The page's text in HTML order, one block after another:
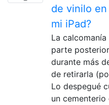
de vinilo
mi iPad?
La
parte
durante más
de retirarla
Lo despegué
un cementerio